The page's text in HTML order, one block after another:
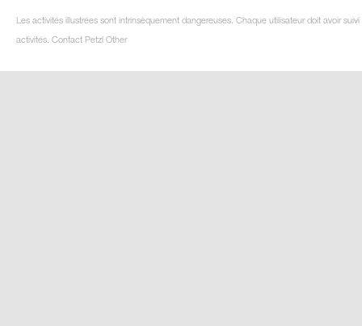
Les activités illustrées sont intrinsèquement dangereuses. Chaque utilisateur doit avoir
activités. Contact Petzl Other